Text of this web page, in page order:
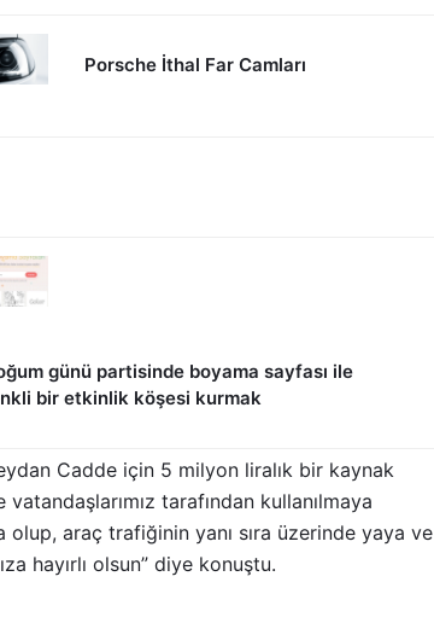
Porsche İthal Far Camları
günü partisinde boyama sayfası ile
bir etkinlik köşesi kurmak
Cadde için 5 milyon liralık bir kaynak
vatandaşlarımız tarafından kullanılmaya
araç trafiğinin yanı sıra üzerinde yaya ve
hayırlı olsun” diye konuştu.